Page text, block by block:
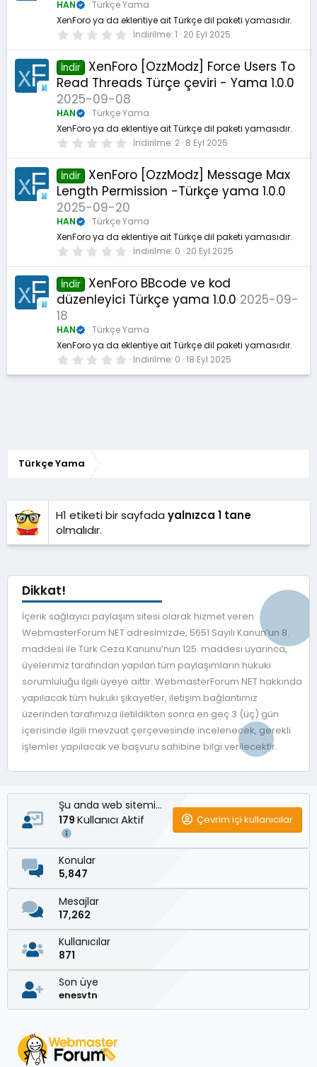
d
ı
z
HAN
Türkçe Yama
XenForo ya da eklentiye ait Türkçe dil paketi yamasıdır.
0
0
0
y
ı
l
d
ı
z
İndirilme 1 20 Eyl 2025
İndir
XenForo [OzzModz] Force Users To
Read Threads Türçe çeviri - Yama 1.0.0
2025-09-08
HAN
Türkçe Yama
XenForo ya da eklentiye ait Türkçe dil paketi yamasıdır.
0
0
0
y
ı
l
d
ı
z
İndirilme 2 8 Eyl 2025
İndir
XenForo [OzzModz] Message Max
Length Permission -Türkçe yama 1.0.0
2025-09-20
HAN
Türkçe Yama
XenForo ya da eklentiye ait Türkçe dil paketi yamasıdır.
0
0
0
y
ı
z
İndirilme 0 20 Eyl 2025
İndir
XenForo BBcode ve kod
düzenleyici Türkçe yama 1.0.0 2025-09-
18
HAN
Türkçe Yama
XenForo ya da eklentiye ait Türkçe dil paketi yamasıdır.
0
0
İndirilme 0 18 Eyl 2025
Türkçe Yama
H1 etiketi bir sayfada yalnızca 1 tane
olmalıdır.
Dikkat!
İçerik sağlayıcı paylaşım sitesi olarak hizmet veren
WebmasterForum.NET adresimizde, 5651 Sayılı Kanun’un 8.
maddesi ile Türk Ceza Kanunu’nun 125. maddesi uyarınca,
üyelerimiz tarafından yapılan tüm paylaşımların hukuki
sorumluluğu ilgili üyeye aittir. WebmasterForum.NET hakkında
yapılacak tüm hukuki şikayetler, iletişim bağlantımız
üzerinden tarafımıza iletildikten sonra en geç 3 (üç) gün
içerisinde ilgili mevzuat çerçevesinde incelenecek, gerekli
işlemler yapılacak ve başvuru sahibine bilgi verilecektir.
Şu anda web sitemizde
179 Kullanıcı Aktif Çevrim içi kullanıcılar
Konular
5,847
Mesajlar
17,262
Kullanıcılar
871
Son üye
enesvtn